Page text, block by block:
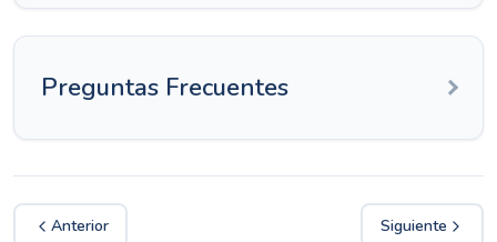
Preguntas Frecuentes
Anterior Siguiente